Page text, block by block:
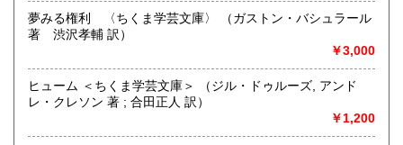
夢みる権利 〈ちくま学芸文庫〉 （ガストン・バシュラール
著 渋沢孝輔 訳）
￥3,000
ヒューム ＜ちくま学芸文庫＞ （ジル・ドゥルーズ, アンド
レ・クレソン 著 ; 合田正人 訳）
￥1,200